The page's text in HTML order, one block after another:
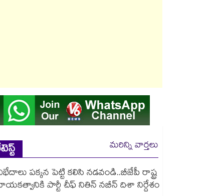
మరిన్ని వార్తలు
పక్కన పెట్టి కలిసి నడవండి..బీజేపీ రాష్ట్ర
పార్టీ చీఫ్ నితిన్ నబీన్ దిశా నిర్దేశం